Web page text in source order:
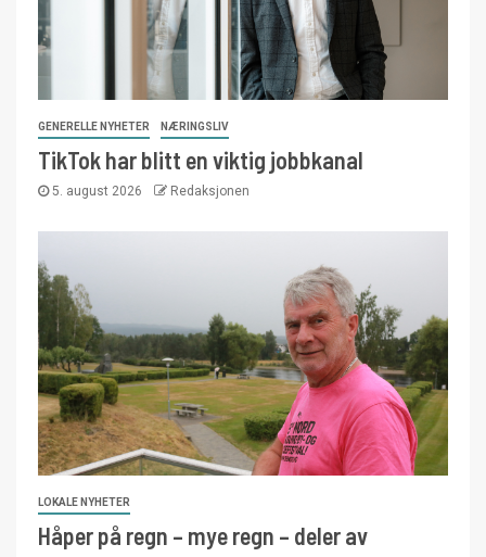
GENERELLE NYHETER NÆRINGSLIV
TikTok har blitt en viktig jobbkanal
5. august 2026 Redaksjonen
LOKALE NYHETER
Håper på regn – mye regn – deler av